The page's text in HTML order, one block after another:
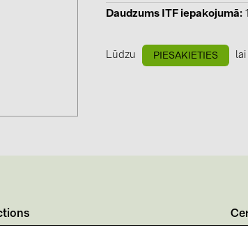
GROMTOR
HUAWEI
Daudzums ITF iepakojumā
Lūdzu PIESAKIETIES